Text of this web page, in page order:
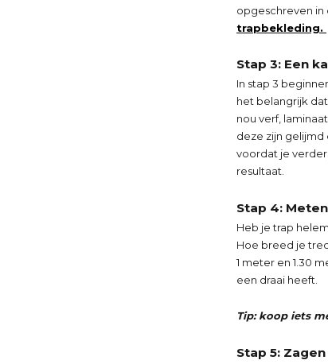
opgeschreven in
trapbekleding.
Stap 3: Een
In stap 3
het belangrijk
nou verf,
deze zijn gelijmd
voordat je
resultaat.
Stap 4:
Heb je trap
Hoe breed je
1 meter en 1.30
een draai heeft.
Tip: koop iets
Stap 5: